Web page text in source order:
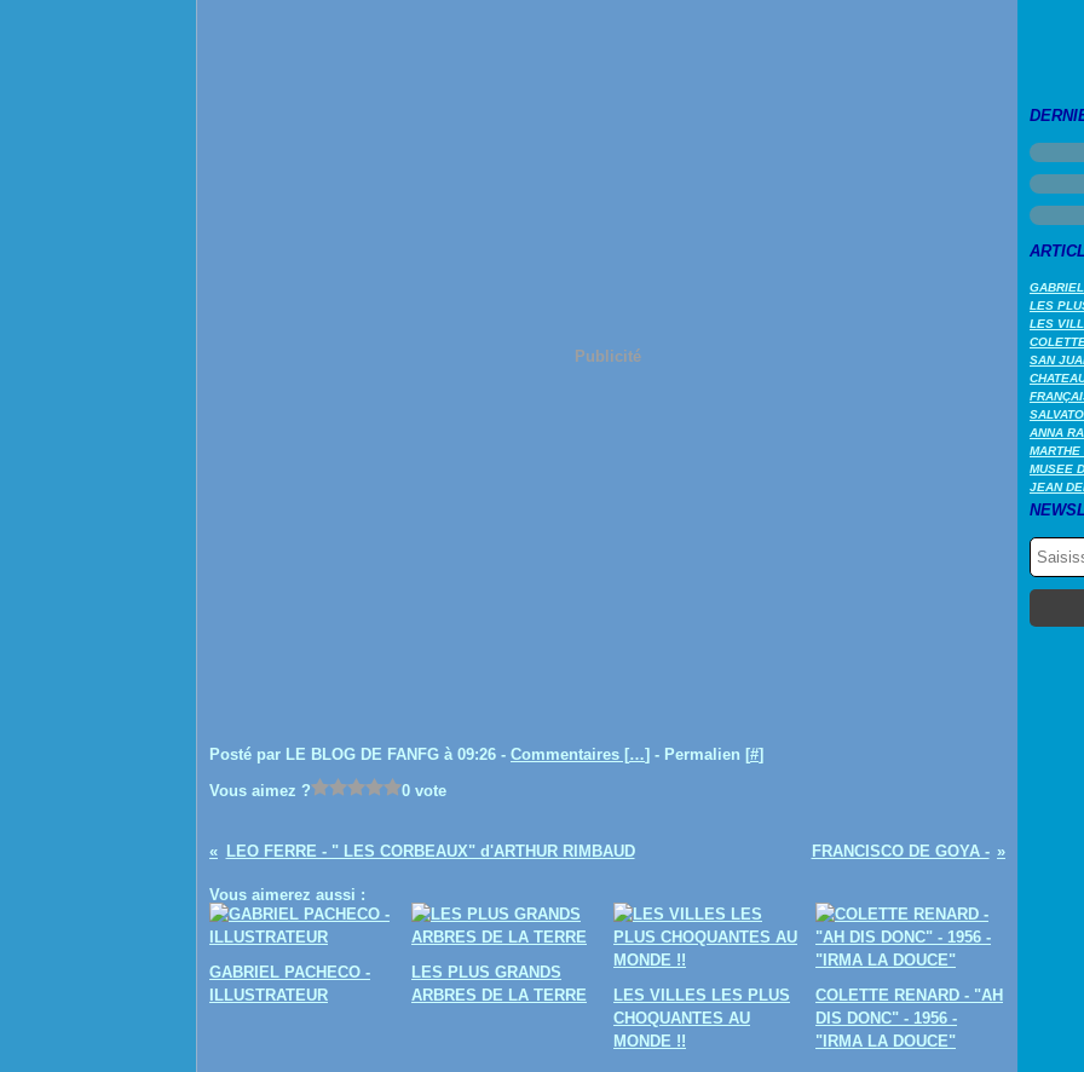
Publicité
Posté par LE BLOG DE FANFG à 09:26 - Commentaires […] - Permalien [#]
Vous aimez ?
0 vote
LEO FERRE - " LES CORBEAUX" d'ARTHUR RIMBAUD FRANCISCO DE GOYA -
Vous aimerez aussi :
GABRIEL PACHECO -
ILLUSTRATEUR
LES PLUS GRANDS
ARBRES DE LA TERRE
LES VILLES LES PLUS
CHOQUANTES AU
MONDE !!
COLETTE RENARD - "AH
DIS DONC" - 1956 -
"IRMA LA DOUCE"
LES
LES
SAN
ANNA
MUSEE
JEAN